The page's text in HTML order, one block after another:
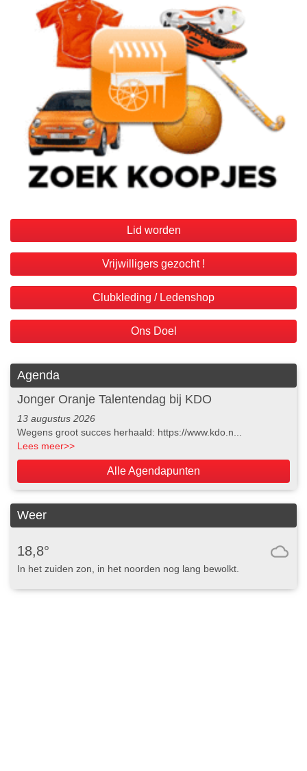
Lid worden
Vrijwilligers gezocht !
Clubkleding / Ledenshop
Ons Doel
Agenda
Jonger Oranje Talentendag bij KDO
13 augustus 2026
Wegens groot succes herhaald: https://www.kdo.n...
Lees meer>>
Alle Agendapunten
Weer
18,8°
In het zuiden zon, in het noorden nog lang bewolkt